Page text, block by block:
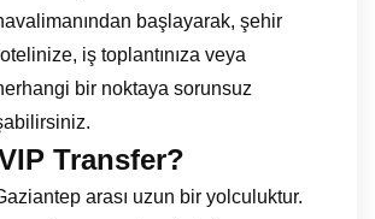
başlayarak, şehir
iş toplantınıza veya
bir noktaya sorunsuz
Transfer?
arası uzun bir yolculuktur.